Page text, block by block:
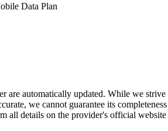
Data Plan
are automatically updated. While we strive
we cannot guarantee its completeness
all details on the provider's official website